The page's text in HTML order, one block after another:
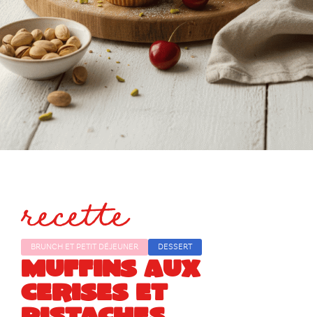
recette
BRUNCH ET PETIT DÉJEUNER DESSERT
MUFFINS AUX
CERISES ET